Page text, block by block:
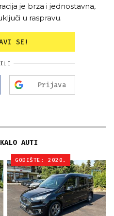
je brza i jednostavna,
u raspravu.
SE!
ILI
Prijava
AUTI
GODIŠTE: 2020.